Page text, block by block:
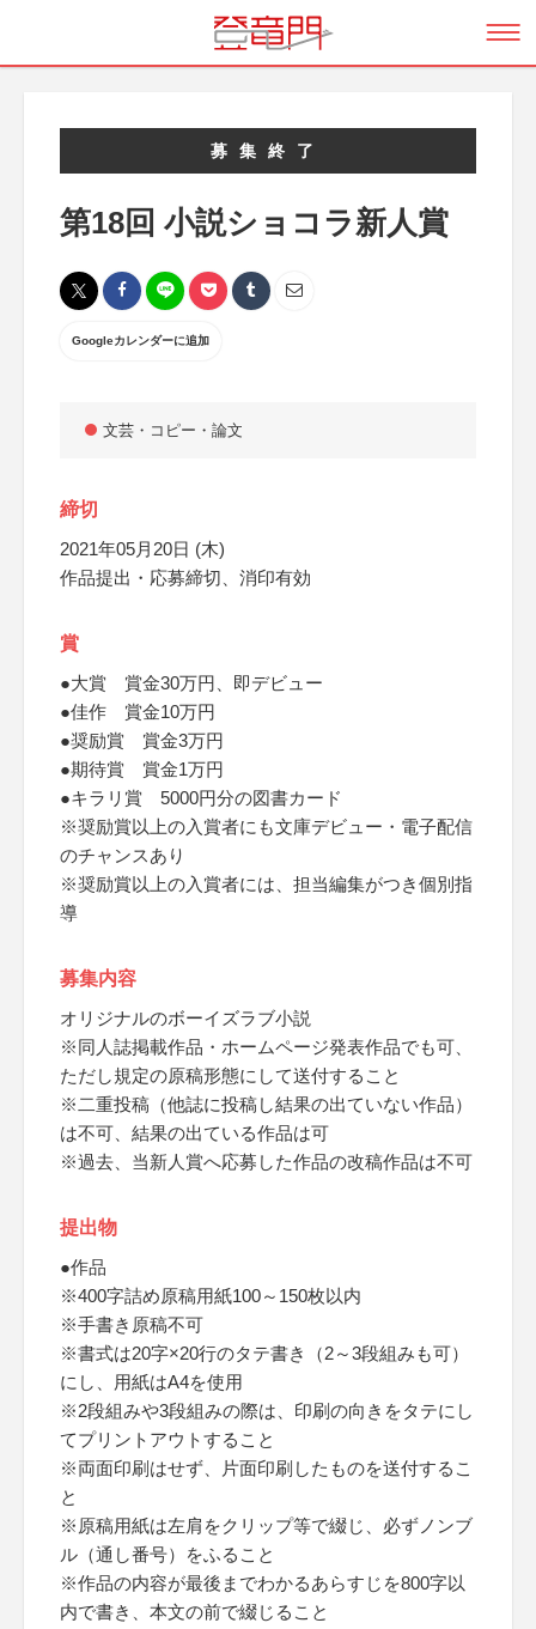
募集終了
第18回 小説ショコラ新人賞
Googleカレンダーに追加
文芸・コピー・論文
締切
2021年05月20日 (木)
作品提出・応募締切、消印有効
賞
●大賞 賞金30万円、即デビュー
●佳作 賞金10万円
●奨励賞 賞金3万円
●期待賞 賞金1万円
●キラリ賞 5000円分の図書カード
※奨励賞以上の入賞者にも文庫デビュー・電子配信
のチャンスあり
※奨励賞以上の入賞者には、担当編集がつき個別指
導
募集内容
オリジナルのボーイズラブ小説
※同人誌掲載作品・ホームページ発表作品でも可、
ただし規定の原稿形態にして送付すること
※二重投稿（他誌に投稿し結果の出ていない作品）
は不可、結果の出ている作品は可
※過去、当新人賞へ応募した作品の改稿作品は不可
提出物
●作品
※400字詰め原稿用紙100～150枚以内
※手書き原稿不可
※書式は20字×20行のタテ書き（2～3段組みも可）
にし、用紙はA4を使用
※2段組みや3段組みの際は、印刷の向きをタテにし
てプリントアウトすること
※両面印刷はせず、片面印刷したものを送付するこ
と
※原稿用紙は左肩をクリップ等で綴じ、必ずノンブ
ル（通し番号）をふること
※作品の内容が最後までわかるあらすじを800字以
内で書き、本文の前で綴じること